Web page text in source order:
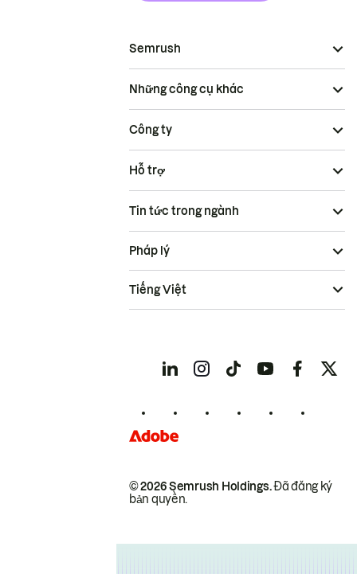
Semrush
Những công cụ khác
Công ty
Hỗ trợ
Tin tức trong ngành
© 2026 Semrush Holdings.Đã đăng ký
bản quyền.
Pháp lý
Tiếng Việt